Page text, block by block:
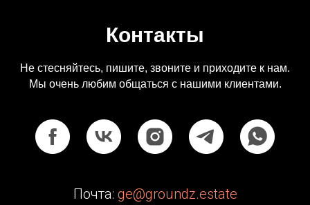
Контакты
Не стесняйтесь, пишите, звоните и приходите к нам.
Мы очень любим общаться с нашими клиентами.
Почта: ge@groundz.estate